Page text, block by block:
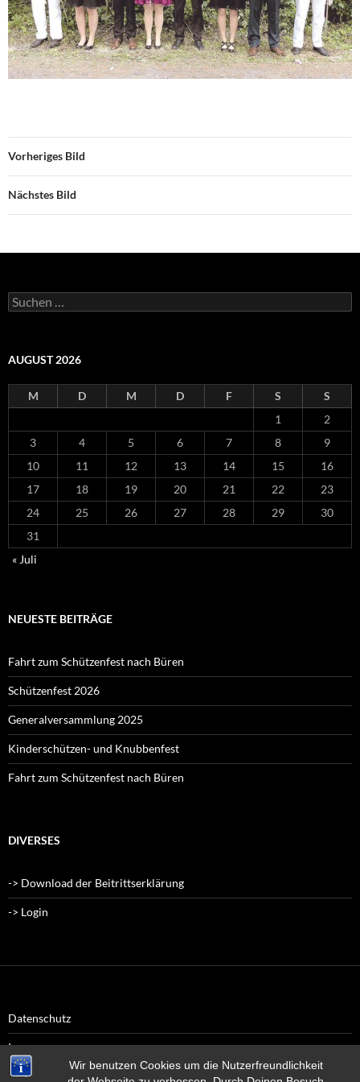
Wir benutzen Cookies um die Nutzerfreundlichkeit
Vorheriges Bild
Nächstes Bild
Suchen
nach:
AUGUST 2026
M D M D F S
S
1
2
3
4 5 6 7 8
9
10
11 12 13 14 15
16
17
18 19 20 21 22
23
24
25 26 27 28 29
30
31
« Juli
NEUESTE BEITRÄGE
Fahrt zum Schützenfest nach Büren
Schützenfest 2026
Generalversammlung 2025
Kinderschützen- und Knubbenfest
Fahrt zum Schützenfest nach Büren
DIVERSES
-> Download der Beitrittserklärung
-> Login
Datenschutz
Impressum